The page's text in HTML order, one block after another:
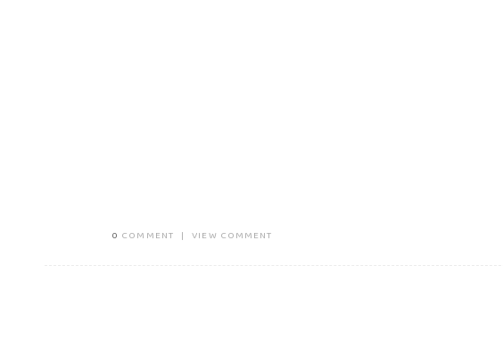
0 COMMENT | VIEW COMMENT